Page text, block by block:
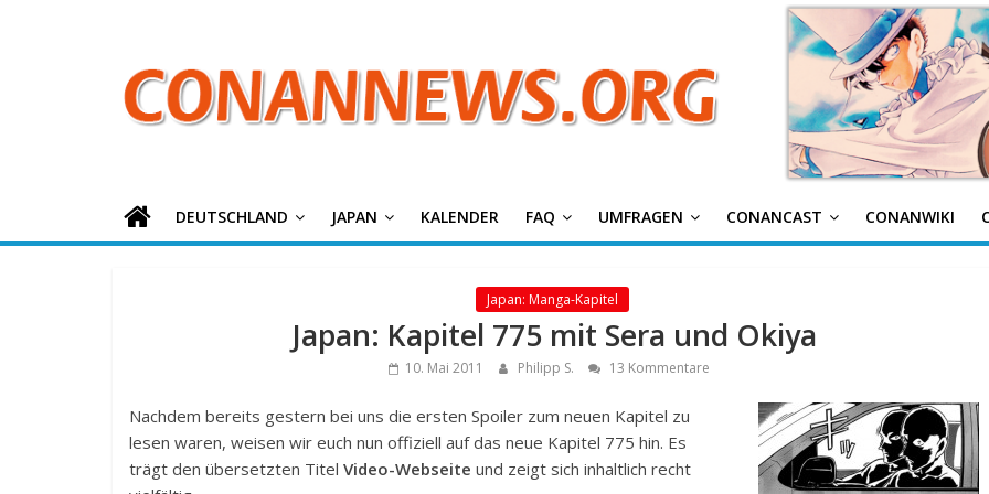
Detektiv
Conan
News
DEUTSCHLAND JAPAN KALENDER FAQ UMFRAGEN CONANCAST CONANWIKI
Japan: Manga-Kapitel
Japan: Kapitel 775 mit Sera und Okiya
10. Mai 2011 Philipp S. 13 Kommentare
Nachdem bereits gestern bei uns die ersten Spoiler zum neuen Kapitel zu
lesen waren, weisen wir euch nun offiziell auf das neue Kapitel 775 hin. Es
trägt den übersetzten Titel Video-Webseite und zeigt sich inhaltlich recht